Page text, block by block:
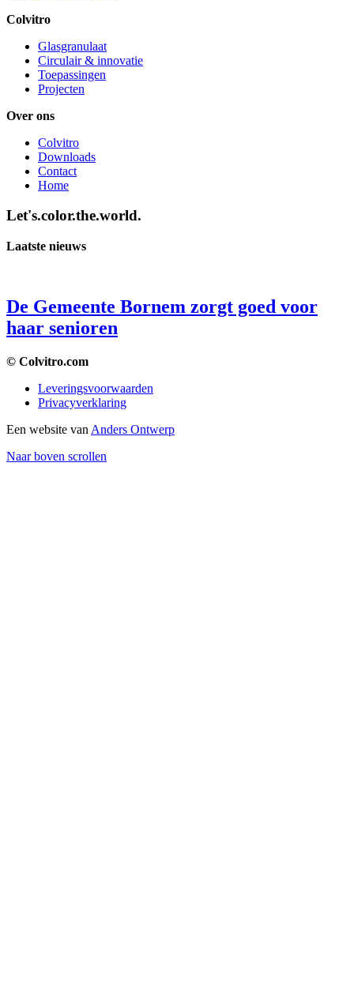
Colvitro
Glasgranulaat
Circulair & innovatie
Toepassingen
Projecten
Over ons
Colvitro
Downloads
Contact
Home
Let's.color.the.world.
Laatste nieuws
De Gemeente Bornem zorgt goed voor
haar senioren
© Colvitro.com
Leveringsvoorwaarden
Privacyverklaring
Een website van Anders Ontwerp
Naar boven scrollen